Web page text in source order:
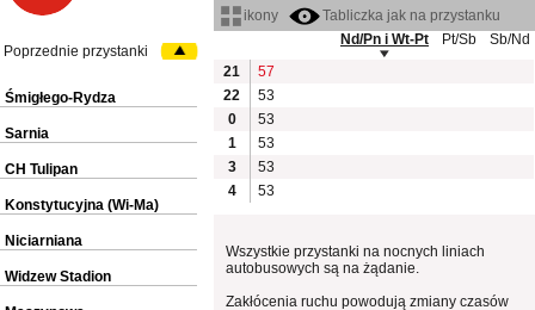
ikony
Tabliczka jak na przystanku
Nd/Pn i Wt-Pt
Pt/Sb
Sb/Nd
21
57
22
53
0
53
1
53
3
53
4
53
Wszystkie przystanki na nocnych liniach
autobusowych są na żądanie.
Zakłócenia ruchu powodują zmiany czasów
Poprzednie przystanki
Śmigłego-Rydza
Sarnia
CH Tulipan
Konstytucyjna (Wi-Ma)
Niciarniana
Widzew Stadion